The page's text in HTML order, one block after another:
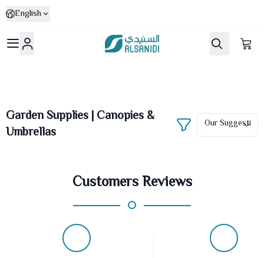
English
Al-Sanidi Store
Garden Supplies | Canopies &
Umbrellas
Customers Reviews